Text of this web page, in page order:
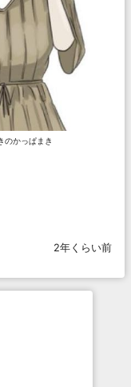
のかっぱまき
2年くらい前